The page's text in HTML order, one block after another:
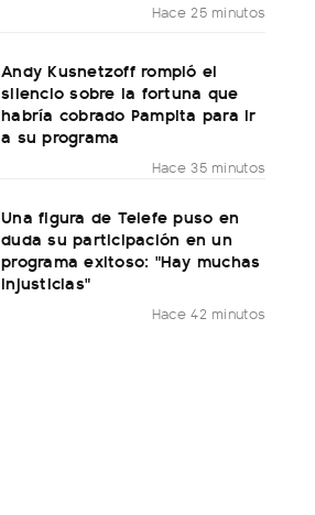
Hace 25 minutos
Andy Kusnetzoff rompió el
silencio sobre la fortuna que
habría cobrado Pampita para ir
a su programa
Hace 35 minutos
Una figura de Telefe puso en
duda su participación en un
programa exitoso: "Hay muchas
injusticias"
Hace 42 minutos